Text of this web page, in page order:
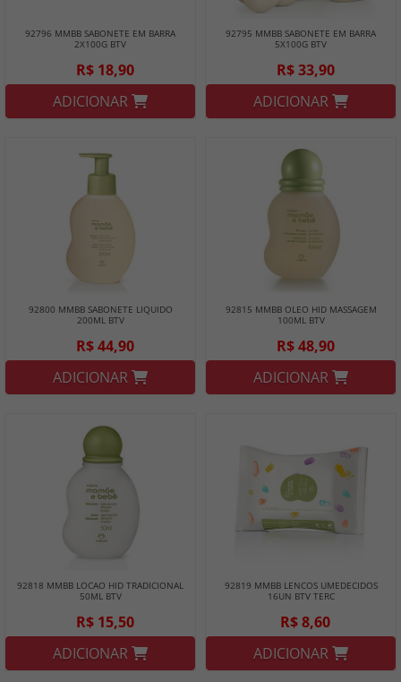
92796 MMBB SABONETE EM BARRA
2X100G BTV
R$ 18,90
ADICIONAR
92795 MMBB SABONETE EM BARRA
5X100G BTV
R$ 33,90
ADICIONAR
92800 MMBB SABONETE LIQUIDO
200ML BTV
R$ 44,90
ADICIONAR
92815 MMBB OLEO HID MASSAGEM
100ML BTV
R$ 48,90
ADICIONAR
92818 MMBB LOCAO HID TRADICIONAL
50ML BTV
R$ 15,50
ADICIONAR
92819 MMBB LENCOS UMEDECIDOS
16UN BTV TERC
R$ 8,60
ADICIONAR